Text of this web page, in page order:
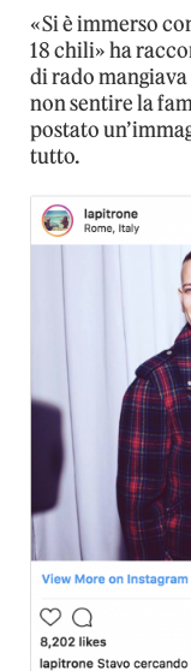
«Si è immerso
18 chili» ha
di rado
non sentire la
postato
tutto.